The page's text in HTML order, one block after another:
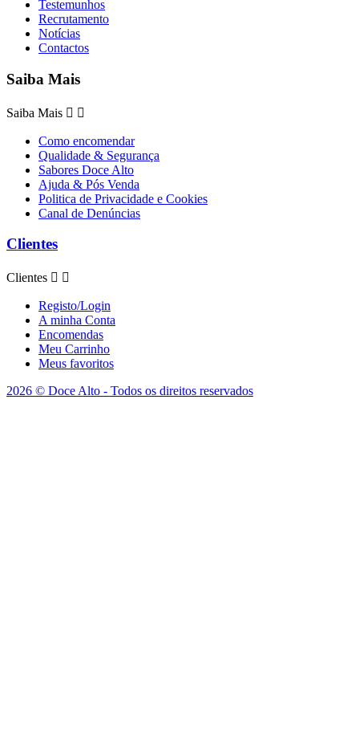
Testemunhos
Recrutamento
Notícias
Contactos
Saiba Mais
Saiba Mais  
Como encomendar
Qualidade & Segurança
Sabores Doce Alto
Ajuda & Pós Venda
Politica de Privacidade e Cookies
Canal de Denúncias
Clientes
Clientes  
Registo/Login
A minha Conta
Encomendas
Meu Carrinho
Meus favoritos
2026 © Doce Alto - Todos os direitos reservados